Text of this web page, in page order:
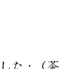
た・（茶